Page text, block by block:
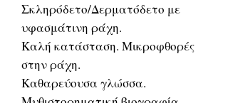
Σκληρόδετο/Δερματόδετο με
υφασμάτινη ράχη.
Καλή κατάσταση. Μικροφθορές
στην ράχη.
Καθαρεύουσα γλώσσα.